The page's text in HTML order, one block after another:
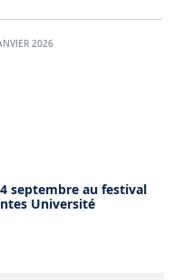
2026
septembre au festival
Université